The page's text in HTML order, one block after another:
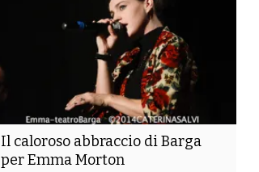
Il caloroso abbraccio di Barga
per Emma Morton